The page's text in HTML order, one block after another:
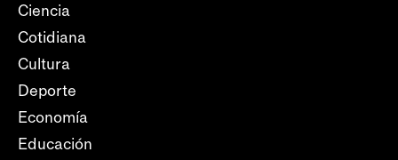
Ciencia
Cotidiana
Cultura
Deporte
Economía
Educación